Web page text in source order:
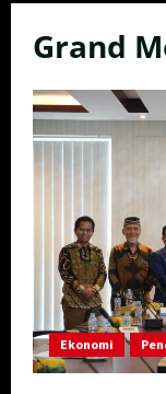
Grand
Ekonomi